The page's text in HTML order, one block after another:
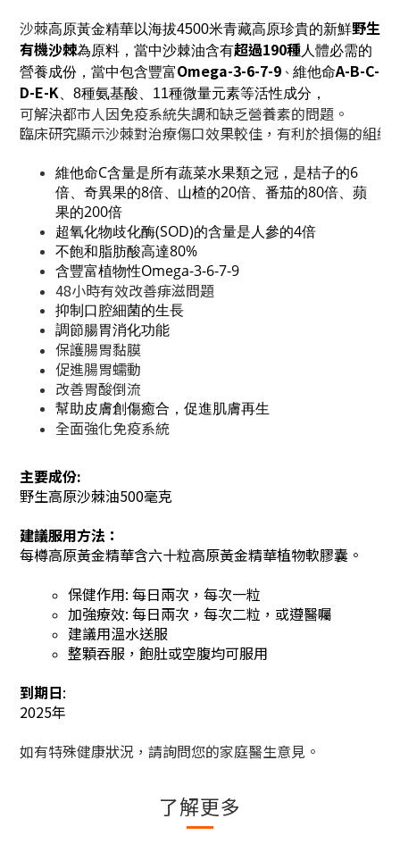
沙棘高原黃金精華以海拔4500米青藏高原珍貴的新鮮野生
有機沙棘為原料，當中沙棘油含有超過190種人體必需的
營養成份，當中包含豐富Omega-3-6-7-9 、 維他命A-B-C-
D-E-K 、8種氨基酸、11種微量元素等活性成分，
可解決都市人因免疫系統失調和缺乏營養素的問題。
臨床研究顯示沙棘對治療傷口效果較佳，有利於損傷的組
維他命C含量是所有蔬菜水果類之冠，是桔子的6
倍、奇異果的8倍、山楂的20倍、番茄的80倍、蘋
果的200倍
超氧化物歧化酶(SOD)的含量是人參的4倍
不飽和脂肪酸高達80%
含豐富植物性Omega-3-6-7-9
48小時有效改善痱滋問題
抑制口腔細菌的生長
調節腸胃消化功能
保護腸胃黏膜
促進腸胃蠕動
改善胃酸倒流
幫助皮膚創傷癒合，促進肌膚再生
全面強化免疫系統
主要成份:
野生高原沙棘油500毫克
建議服用方法：
每樽高原黃金精華含六十粒高原黃金精華植物軟膠囊。
保健作用: 每日兩次，每次一粒
加強療效: 每日兩次，每次二粒，或遵醫囑
建議用溫水送服
整顆吞服，飽肚或空腹均可服用
到期日:
2025年
如有特殊健康狀況，請詢問您的家庭醫生意見。
了解更多